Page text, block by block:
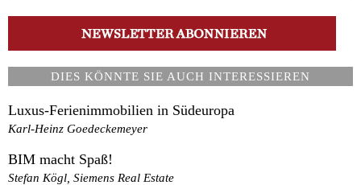
DIES KÖNNTE SIE AUCH INTERESSIEREN
Luxus-Ferienimmobilien in Südeuropa
Karl-Heinz Goedeckemeyer
BIM macht Spaß!
Stefan Kögl, Siemens Real Estate